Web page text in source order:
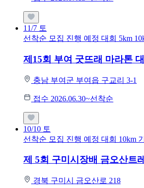
11/7 토
선착순 모집 진행 예정 대회 5km
제15회 부여 굿뜨래 마라톤
충남 부여군 부여읍 구교리 3-1
접수 2026.06.30~선착순
10/10 토
선착순 모집 진행 예정 대회 10km
제 5회 구미시장배 금오산트
경북 구미시 금오산로 218